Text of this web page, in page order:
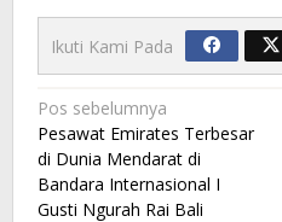
Ikuti Kami Pada
Navigasi
pos
Pos sebelumnya
Pesawat Emirates Terbesar
di Dunia Mendarat di
Bandara Internasional I
Gusti Ngurah Rai Bali